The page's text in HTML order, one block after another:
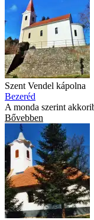
Szent Vendel kápolna
Bezeréd
A monda szerint
Bővebben